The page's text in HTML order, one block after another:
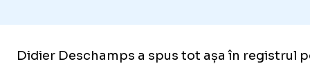
Didier Deschamps a spus tot așa în registrul